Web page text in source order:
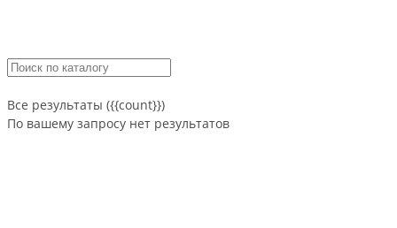
Все результаты ({{count}})
По вашему запросу нет результатов